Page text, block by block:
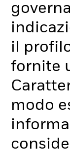
il
fornite
modo